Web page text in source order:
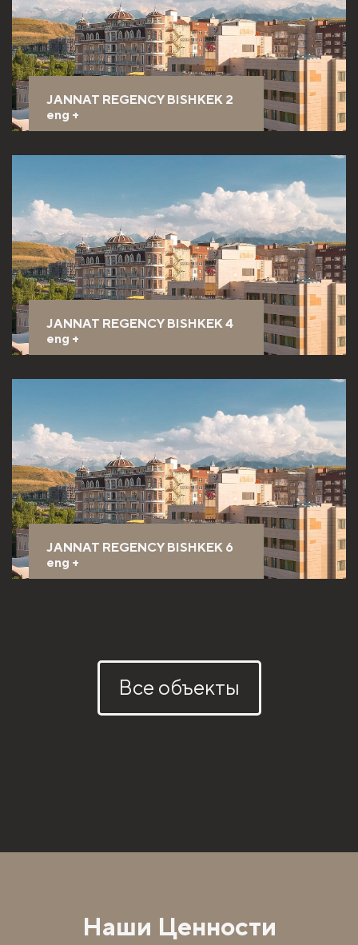
JANNAT REGENCY BISHKEK 2
eng +
JANNAT REGENCY BISHKEK 4
eng +
JANNAT REGENCY BISHKEK 6
eng +
Все объекты
Наши Ценности